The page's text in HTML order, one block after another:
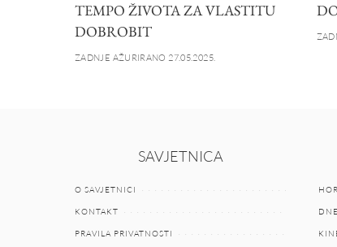
TEMPO ŽIVOTA ZA VLASTITU
DOBROBIT
ZADNJE AŽURIRANO 27.05.2025.
SAVJETNICA
O SAVJETNICI
KONTAKT
PRAVILA PRIVATNOSTI